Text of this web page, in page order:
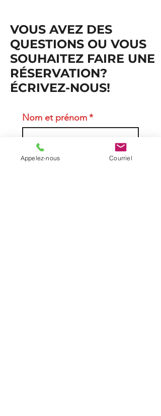
VOUS AVEZ DES
QUESTIONS OU VOUS
SOUHAITEZ FAIRE UNE
RÉSERVATION?
ÉCRIVEZ-NOUS!
Nom et prénom*
Courriel *
Appelez-nous Courriel